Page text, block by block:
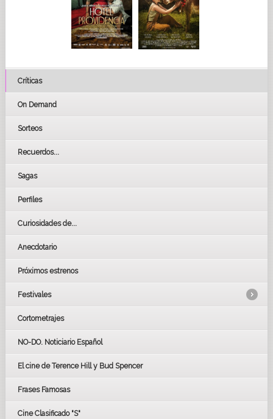
Críticas
On Demand
Sorteos
Recuerdos...
Sagas
Perfiles
Curiosidades de...
Anecdotario
Próximos estrenos
Festivales
LOS OSCARS
GOYAS
BAFTA
Cortometrajes
NO-DO. Noticiario Español
El cine de Terence Hill y Bud Spencer
Frases Famosas
Cine Clasificado "S"